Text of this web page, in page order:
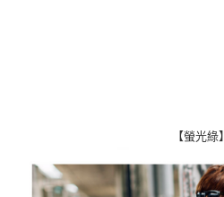
【螢光綠】